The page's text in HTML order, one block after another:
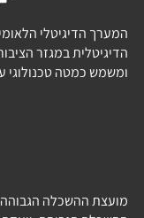
המערך הדיגיטלי
הדיגיטלית במגזר
ומשמש כמטה טכנולוגי